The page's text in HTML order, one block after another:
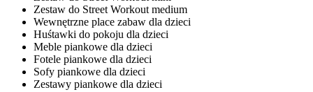
Zestaw do Street Workout medium
Wewnętrzne place zabaw dla dzieci
Huśtawki do pokoju dla dzieci
Meble piankowe dla dzieci
Fotele piankowe dla dzieci
Sofy piankowe dla dzieci
Zestawy piankowe dla dzieci